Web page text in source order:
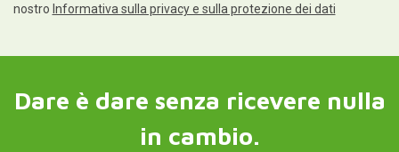
nostro Informativa sulla privacy e sulla protezione dei dati
Dare è dare senza ricevere nulla
in cambio.